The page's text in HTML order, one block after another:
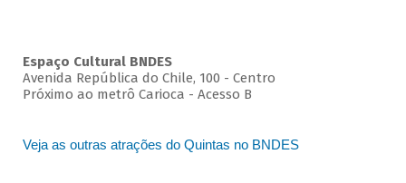
Espaço Cultural BNDES
Avenida República do Chile, 100 - Centro
Próximo ao metrô Carioca - Acesso B
Veja as outras atrações do Quintas no BNDES